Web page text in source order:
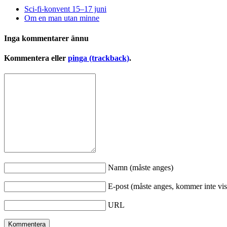
Sci-fi-konvent 15–17 juni
Om en man utan minne
Inga kommentarer ännu
Kommentera eller pinga (trackback).
Namn (måste anges)
E-post (måste anges, kommer inte
URL